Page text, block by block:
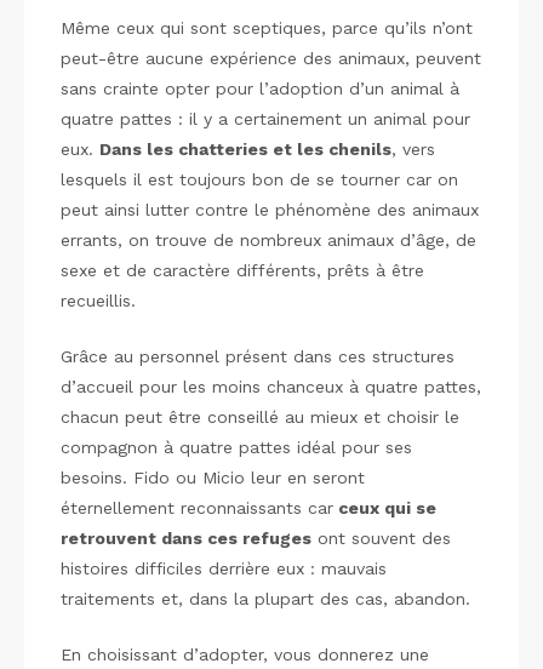
Même ceux qui sont sceptiques, parce qu’ils n’ont
peut-être aucune expérience des animaux, peuvent
sans crainte opter pour l’adoption d’un animal à
quatre pattes : il y a certainement un animal pour
eux. Dans les chatteries et les chenils, vers
lesquels il est toujours bon de se tourner car on
peut ainsi lutter contre le phénomène des animaux
errants, on trouve de nombreux animaux d’âge, de
sexe et de caractère différents, prêts à être
recueillis.
Grâce au personnel présent dans ces structures
d’accueil pour les moins chanceux à quatre pattes,
chacun peut être conseillé au mieux et choisir le
compagnon à quatre pattes idéal pour ses
besoins. Fido ou Micio leur en seront
éternellement reconnaissants car ceux qui se
retrouvent dans ces refuges ont souvent des
histoires difficiles derrière eux : mauvais
traitements et, dans la plupart des cas, abandon.
En choisissant d’adopter, vous donnerez une